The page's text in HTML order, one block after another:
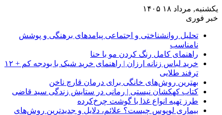
یکشنبه, مرداد ۱۸ ۱۴۰۵
خبر فوری
تحلیل روانشناختی و اجتماعی پیامدهای برهنگی و پوشش
نامناسب
راهنمای کامل رنگ کردن مو با حنا
خرید لباس زنانه ارزان | راهنمای خرید شیک با بودجه کم + ۱۲
ترفند طلایی
بهترین روش‌های خانگی برای درمان قارچ ناخن
کتاب کهکشان نیستی | رمانی در ستایش زندگی سید قاضی
طرز تهیه انواع غذا با گوشت چرخ‌کرده
بیماری لوپوس چیست؟ علائم، دلایل و جدیدترین روش‌های